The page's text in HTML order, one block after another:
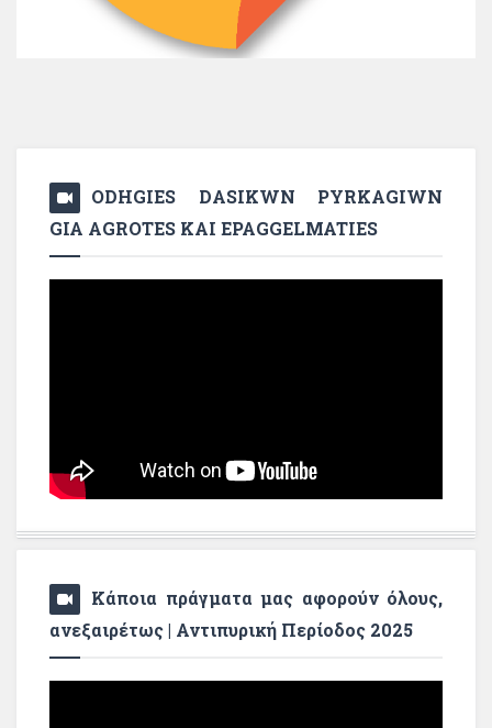
ODHGIES DASIKWN PYRKAGIWN
GIA AGROTES KAI EPAGGELMATIES
Κάποια πράγματα μας αφορούν όλους,
ανεξαιρέτως | Αντιπυρική Περίοδος 2025